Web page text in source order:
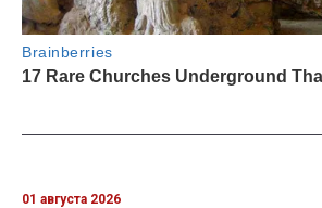
01 августа 2026